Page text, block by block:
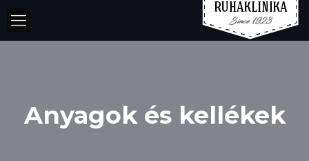
Anyagok és kellékek